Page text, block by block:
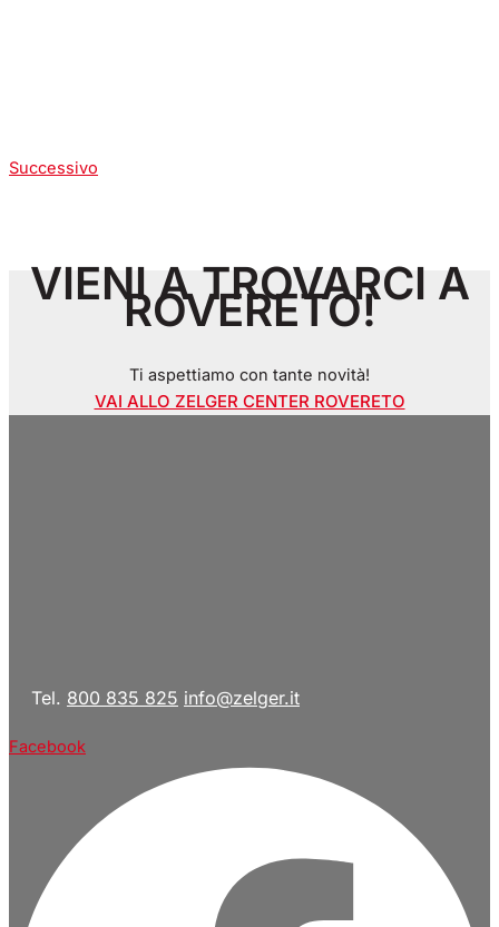
Successivo
VIENI A TROVARCI A
ROVERETO!
Ti aspettiamo con tante novità!
VAI ALLO ZELGER CENTER ROVERETO
Tel. 800 835 825 info@zelger.it
Facebook